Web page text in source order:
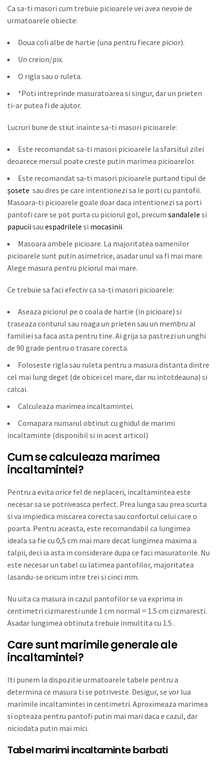
Ca sa-ti masori cum trebuie picioarele vei avea nevoie de
urmatoarele obiecte:
Doua coli albe de hartie (una pentru fiecare picior).
Un creion/pix.
O rigla sau o ruleta.
*Poti intreprinde masuratoarea si singur, dar un prieten
ti-ar putea fi de ajutor.
Lucruri bune de stiut inainte sa-ti masori picioarele:
Este recomandat sa-ti masori picioarele la sfarsitul zilei
deoarece mersul poate creste putin marimea picioarelor.
Este recomandat sa-ti masori picioarele purtand tipul de
șosete sau dres pe care intentionezi sa le porti cu pantofii.
Masoara-ti picioarele goale doar daca intentionezi sa porti
pantofi care se pot purta cu piciorul gol, precum sandalele si
papuciisau espadrilele si mocasinii.
Masoara ambele picioare. La majoritatea oamenilor
picioarele sunt putin asimetrice, asadar unul va fi mai mare.
Alege masura pentru piciorul mai mare.
Ce trebuie sa faci efectiv ca sa-ti masori picioarele:
Aseaza piciorul pe o coala de hartie (in picioare) si
traseaza conturul sau roaga un prieten sau un membru al
familiei sa faca asta pentru tine. Ai grija sa pastrezi un unghi
de 90 grade pentru o trasare corecta.
Foloseste rigla sau ruleta pentru a masura distanta dintre
cel mai lung deget (de obicei cel mare, dar nu intotdeauna) si
calcai.
Calculeaza marimea incaltamintei.
Comapara numarul obtinut cu ghidul de marimi
incaltaminte (disponibil si in acest articol)
Cum se calculeaza marimea
incaltamintei?
Pentru a evita orice fel de neplaceri, incaltamintea este
necesar sa se potriveasca perfect. Prea lunga sau prea scurta
si va impiedica miscarea corecta sau confortul celui care o
poarta. Pentru aceasta, este recomandabil ca lungimea
ideala sa fie cu 0,5 cm mai mare decat lungimea maxima a
talpii, deci ia asta in considerare dupa ce faci masuratorile. Nu
este necesar un tabel cu latimea pantofilor, majoritatea
lasandu-se oricum intre trei si cinci mm.
Nu uita ca masura in cazul pantofilor se va exprima in
centimetri cizmaresti unde 1 cm normal = 1.5 cm cizmaresti.
Asadar lungimea obtinuta trebuie inmultita cu 1.5 .
Care sunt marimile generale ale
incaltamintei?
Iti punem la dispozitie urmatoarele tabele pentru a
determina ce masura ti se potriveste. Desigur, se vor lua
marimile incaltamintei in centimetri. Aproximeaza marimea
si opteaza pentru pantofi putin mai mari daca e cazul, dar
niciodata putin mai mici.
Tabel marimi incaltaminte barbati